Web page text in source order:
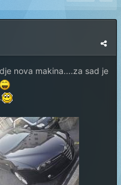
nova makina....za sad je